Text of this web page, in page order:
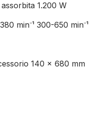
1.200 W
min⁻¹ 300-650 min⁻¹
140 x 680 mm